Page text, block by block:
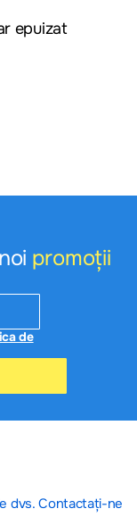
epuizat
promoții
de
dvs. Contactați-ne